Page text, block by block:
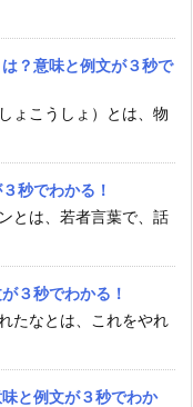
？意味と例文が３秒で
ょこうしょ）とは、物
秒でわかる！
とは、若者言葉で、話
３秒でわかる！
たなとは、これをやれ
と例文が３秒でわか